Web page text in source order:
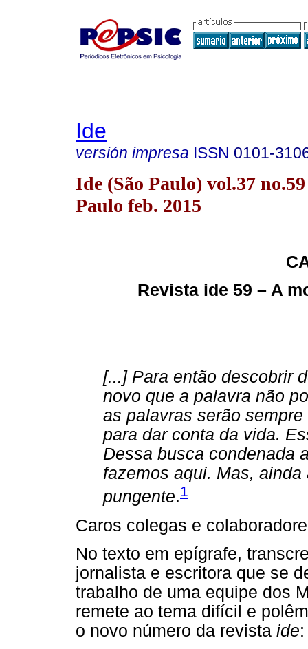
Ide
versión impresa ISSN 0101-
Ide (São Paulo) vol.37 no.59
Paulo feb. 2015
Revista ide 59 – A
[...] Para então descobrir
novo que a palavra não
as palavras serão
para dar conta da vida.
Dessa busca condenada
fazemos aqui. Mas,
pungente.1
Caros colegas e
No texto em epígrafe,
jornalista e escritora que se
trabalho de uma equipe dos
remete ao tema difícil e
o novo número da revista ide